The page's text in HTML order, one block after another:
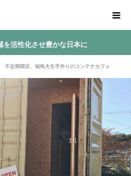
を活性化させ豊かな日本に
不定期開店、福島大生手作りのコンテナカフェ